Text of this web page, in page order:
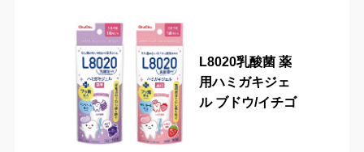
L8020乳酸菌 薬
用ハミガキジェ
ル ブドウ/イチゴ